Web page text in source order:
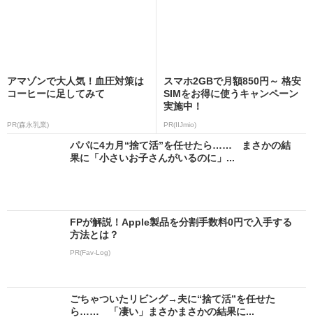
アマゾンで大人気！血圧対策は
コーヒーに足してみて
PR(森永乳業)
スマホ2GBで月額850円～ 格安
SIMをお得に使うキャンペーン
実施中！
PR(IIJmio)
パパに4カ月“捨て活”を任せたら…… まさかの結
果に「小さいお子さんがいるのに」...
FPが解説！Apple製品を分割手数料0円で入手する
方法とは？
PR(Fav-Log)
ごちゃついたリビング→夫に“捨て活”を任せた
ら…… 「凄い」まさかまさかの結果に...